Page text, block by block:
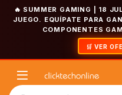
🔥 SUMMER GAMING | 18
JUEGO. EQUÍPATE PARA
COMPONENTES
🛒 VER
Open
Buscar por: